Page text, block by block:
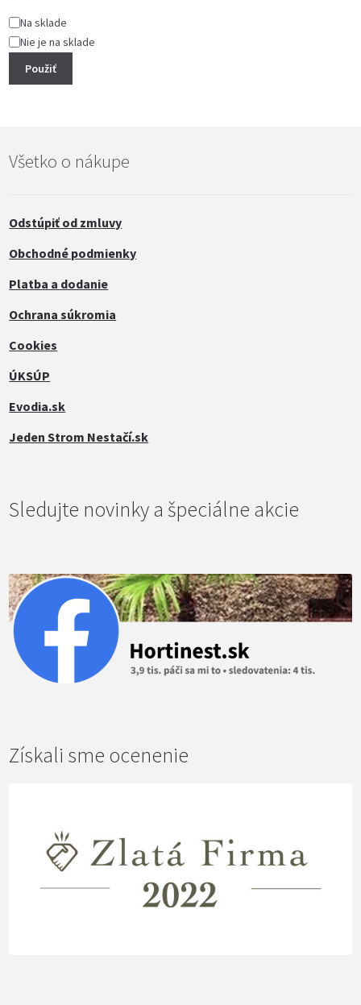
StavNa sklade
Nie je na sklade
Použiť
Všetko o nákupe
Odstúpiť od zmluvy
Obchodné podmienky
Platba a dodanie
Ochrana súkromia
Cookies
ÚKSÚP
Evodia.sk
Jeden Strom Nestačí.sk
Sledujte novinky a špeciálne akcie
Získali sme ocenenie